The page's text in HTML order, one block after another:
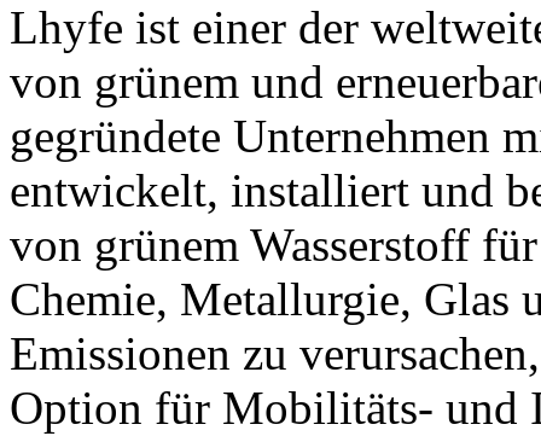
Lhyfe ist einer der
von grünem und
gegründete Unternehmen
entwickelt, installiert und
von grünem Wasserstoff
Chemie, Metallurgie, Glas
Emissionen zu
Option für Mobilitäts- und